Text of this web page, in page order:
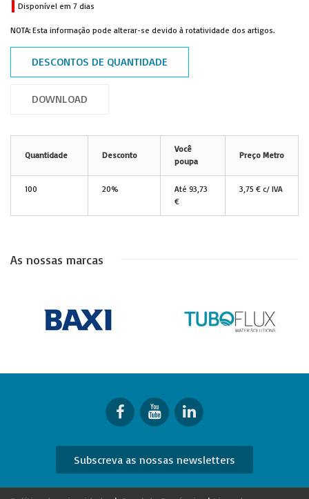
Disponível em 7 dias
NOTA: Esta informação pode alterar-se devido à rotatividade dos artigos.
DESCONTOS DE QUANTIDADE
DOWNLOAD
Quantidade Desconto
Você
poupa
Preço Metro
100 20% Até 93,73
€
3,75 € c/ IVA
As nossas marcas
Subscreva as nossas newsletters